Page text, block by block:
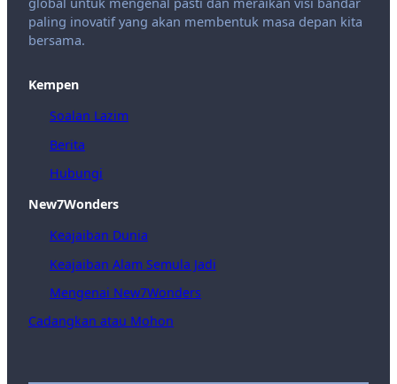
paling inovatif yang akan membentuk masa depan kita
bersama.
Kempen
Soalan Lazim
Berita
Hubungi
New7Wonders
Keajaiban Dunia
Keajaiban Alam Semula Jadi
Mengenai New7Wonders
Cadangkan atau Mohon